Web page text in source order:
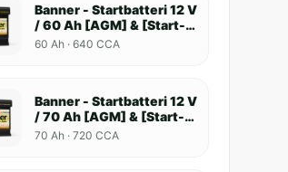
Banner - Startbatteri 12 V
/ 60 Ah [AGM] & [Start-
Stop]
60 Ah · 640 CCA
Banner - Startbatteri 12 V
/ 70 Ah [AGM] & [Start-
Stop]
70 Ah · 720 CCA